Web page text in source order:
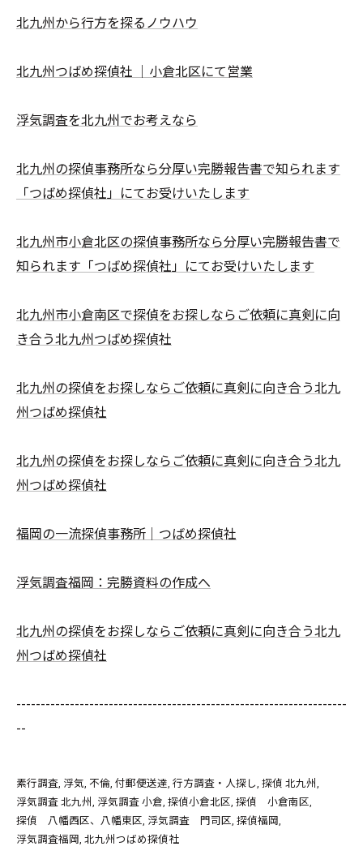
北九州から行方を探るノウハウ
北九州つばめ探偵社 ｜小倉北区にて営業
浮気調査を北九州でお考えなら
北九州の探偵事務所なら分厚い完勝報告書で知られます
「つばめ探偵社」にてお受けいたします
北九州市小倉北区の探偵事務所なら分厚い完勝報告書で
知られます「つばめ探偵社」にてお受けいたします
北九州市小倉南区で探偵をお探しならご依頼に真剣に向
き合う北九州つばめ探偵社
北九州の探偵をお探しならご依頼に真剣に向き合う北九
州つばめ探偵社
北九州の探偵をお探しならご依頼に真剣に向き合う北九
州つばめ探偵社
福岡の一流探偵事務所｜つばめ探偵社
浮気調査福岡：完勝資料の作成へ
北九州の探偵をお探しならご依頼に真剣に向き合う北九
州つばめ探偵社
--------------------------------------------------------------------
--
素行調査 浮気 不倫 付郵便送達 行方調査・人探し 探偵 北九州
浮気調査 北九州
浮気調査 小倉 探偵小倉北区 探偵 小倉南区
探偵 八幡西区、八幡東区 浮気調査 門司区 探偵福岡
浮気調査福岡 北九州つばめ探偵社